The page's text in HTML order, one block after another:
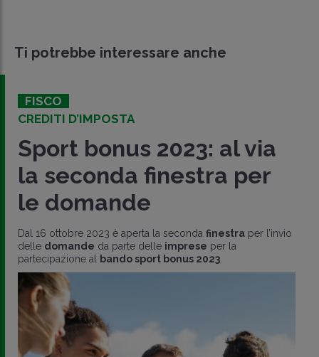
Ti potrebbe interessare anche
FISCO
CREDITI D’IMPOSTA
Sport bonus 2023: al via
la seconda finestra per
le domande
Dal 16 ottobre 2023 è aperta la seconda finestra per l’invio
delle domande da parte delle imprese per la
partecipazione al
bando sport bonus 2023